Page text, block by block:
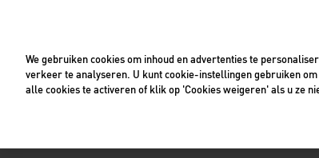
+31(0)413-318418 Contact met ons
We gebruiken cookies om inhoud en advertenties te
verkeer te analyseren. U kunt cookie-instellingen gebruiken
alle cookies te activeren of klik op 'Cookies weigeren' als u ze